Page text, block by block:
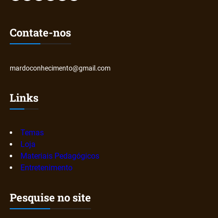
Contate-nos
mardoconhecimento@gmail.com
Links
Temas
Loja
Materiais Pedagógicos
Entretenimento
Pesquise no site